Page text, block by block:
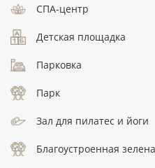
СПА-центр
Детская площадка
Парковка
Парк
Зал для пилатес и йоги
Благоустроенная